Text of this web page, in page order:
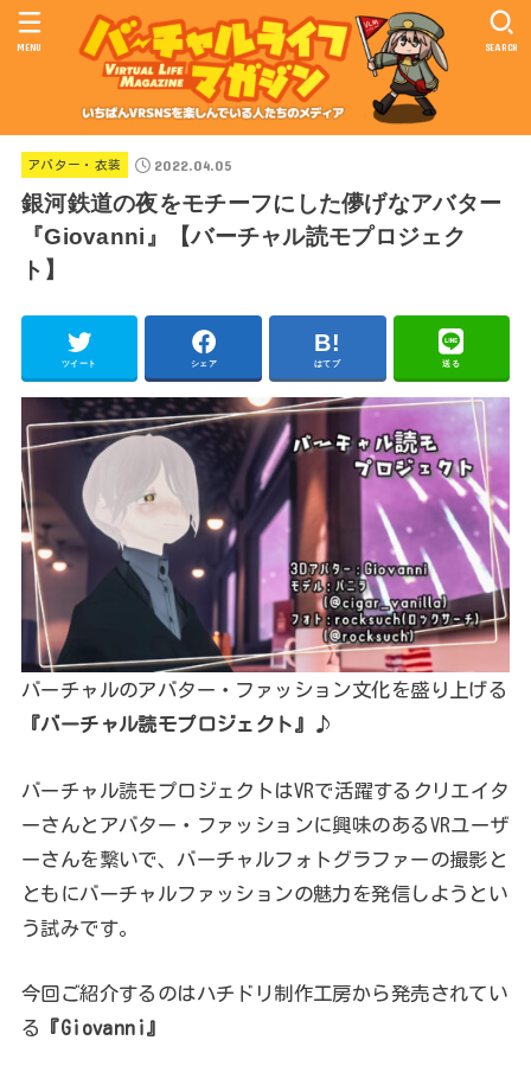
SEARCH
MENU
アバター・衣装 2022.04.05
銀河鉄道の夜をモチーフにした儚げなアバター
『Giovanni』【バーチャル読モプロジェク
ト】
ツイート シェア はてブ 送る
バーチャルのアバター・ファッション文化を盛り上げる
『バーチャル読モプロジェクト』
♪
バーチャル読モプロジェクトはVRで活躍するクリエイタ
ーさんとアバター・ファッションに興味のあるVRユーザ
ーさんを繋いで、バーチャルフォトグラファーの撮影と
ともにバーチャルファッションの魅力を発信しようとい
う試みです。
今回ご紹介するのはハチドリ制作工房から発売されてい
る
『Giovanni』